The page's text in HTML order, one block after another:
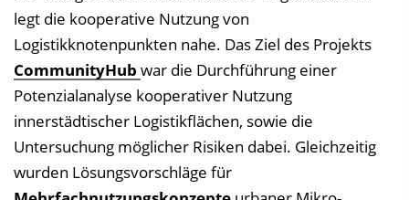
legt die kooperative Nutzung von
Logistikknotenpunkten nahe. Das Ziel des Projekts
CommunityHub war die Durchführung einer
Potenzialanalyse kooperativer Nutzung
innerstädtischer Logistikflächen, sowie die
Untersuchung möglicher Risiken dabei. Gleichzeitig
wurden Lösungsvorschläge für